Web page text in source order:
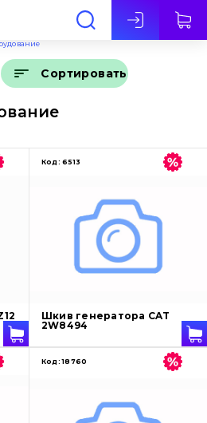
Сортировать
Код: 6513
Шкив генератора CAT
2W8494
Код: 18760